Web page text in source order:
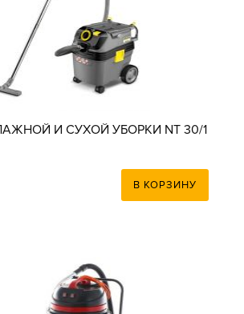
И СУХОЙ УБОРКИ NT 30/1
В КОРЗИНУ